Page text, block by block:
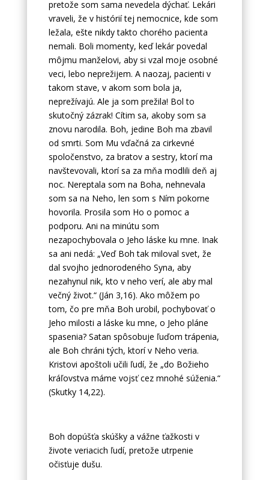
pretože som sama nevedela dýchať. Lekári
vraveli, že v histórií tej nemocnice, kde som
ležala, ešte nikdy takto chorého pacienta
nemali. Boli momenty, keď lekár povedal
môjmu manželovi, aby si vzal moje osobné
veci, lebo neprežijem. A naozaj, pacienti v
takom stave, v akom som bola ja,
neprežívajú. Ale ja som prežila! Bol to
skutočný zázrak! Cítim sa, akoby som sa
znovu narodila. Boh, jedine Boh ma zbavil
od smrti. Som Mu vďačná za cirkevné
spoločenstvo, za bratov a sestry, ktorí ma
navštevovali, ktorí sa za mňa modlili deň aj
noc. Nereptala som na Boha, nehnevala
som sa na Neho, len som s Ním pokorne
hovorila. Prosila som Ho o pomoc a
podporu. Ani na minútu som
nezapochybovala o Jeho láske ku mne. Inak
sa ani nedá: „Veď Boh tak miloval svet, že
dal svojho jednorodeného Syna, aby
nezahynul nik, kto v neho verí, ale aby mal
večný život.“ (Ján 3,16). Ako môžem po
tom, čo pre mňa Boh urobil, pochybovať o
Jeho milosti a láske ku mne, o Jeho pláne
spasenia? Satan spôsobuje ľuďom trápenia,
ale Boh chráni tých, ktorí v Neho veria.
Kristovi apoštoli učili ľudí, že „do Božieho
kráľovstva máme vojsť cez mnohé súženia.“
(Skutky 14,22).
Boh dopúšťa skúšky a vážne ťažkosti v
živote veriacich ľudí, pretože utrpenie
očisťuje dušu.